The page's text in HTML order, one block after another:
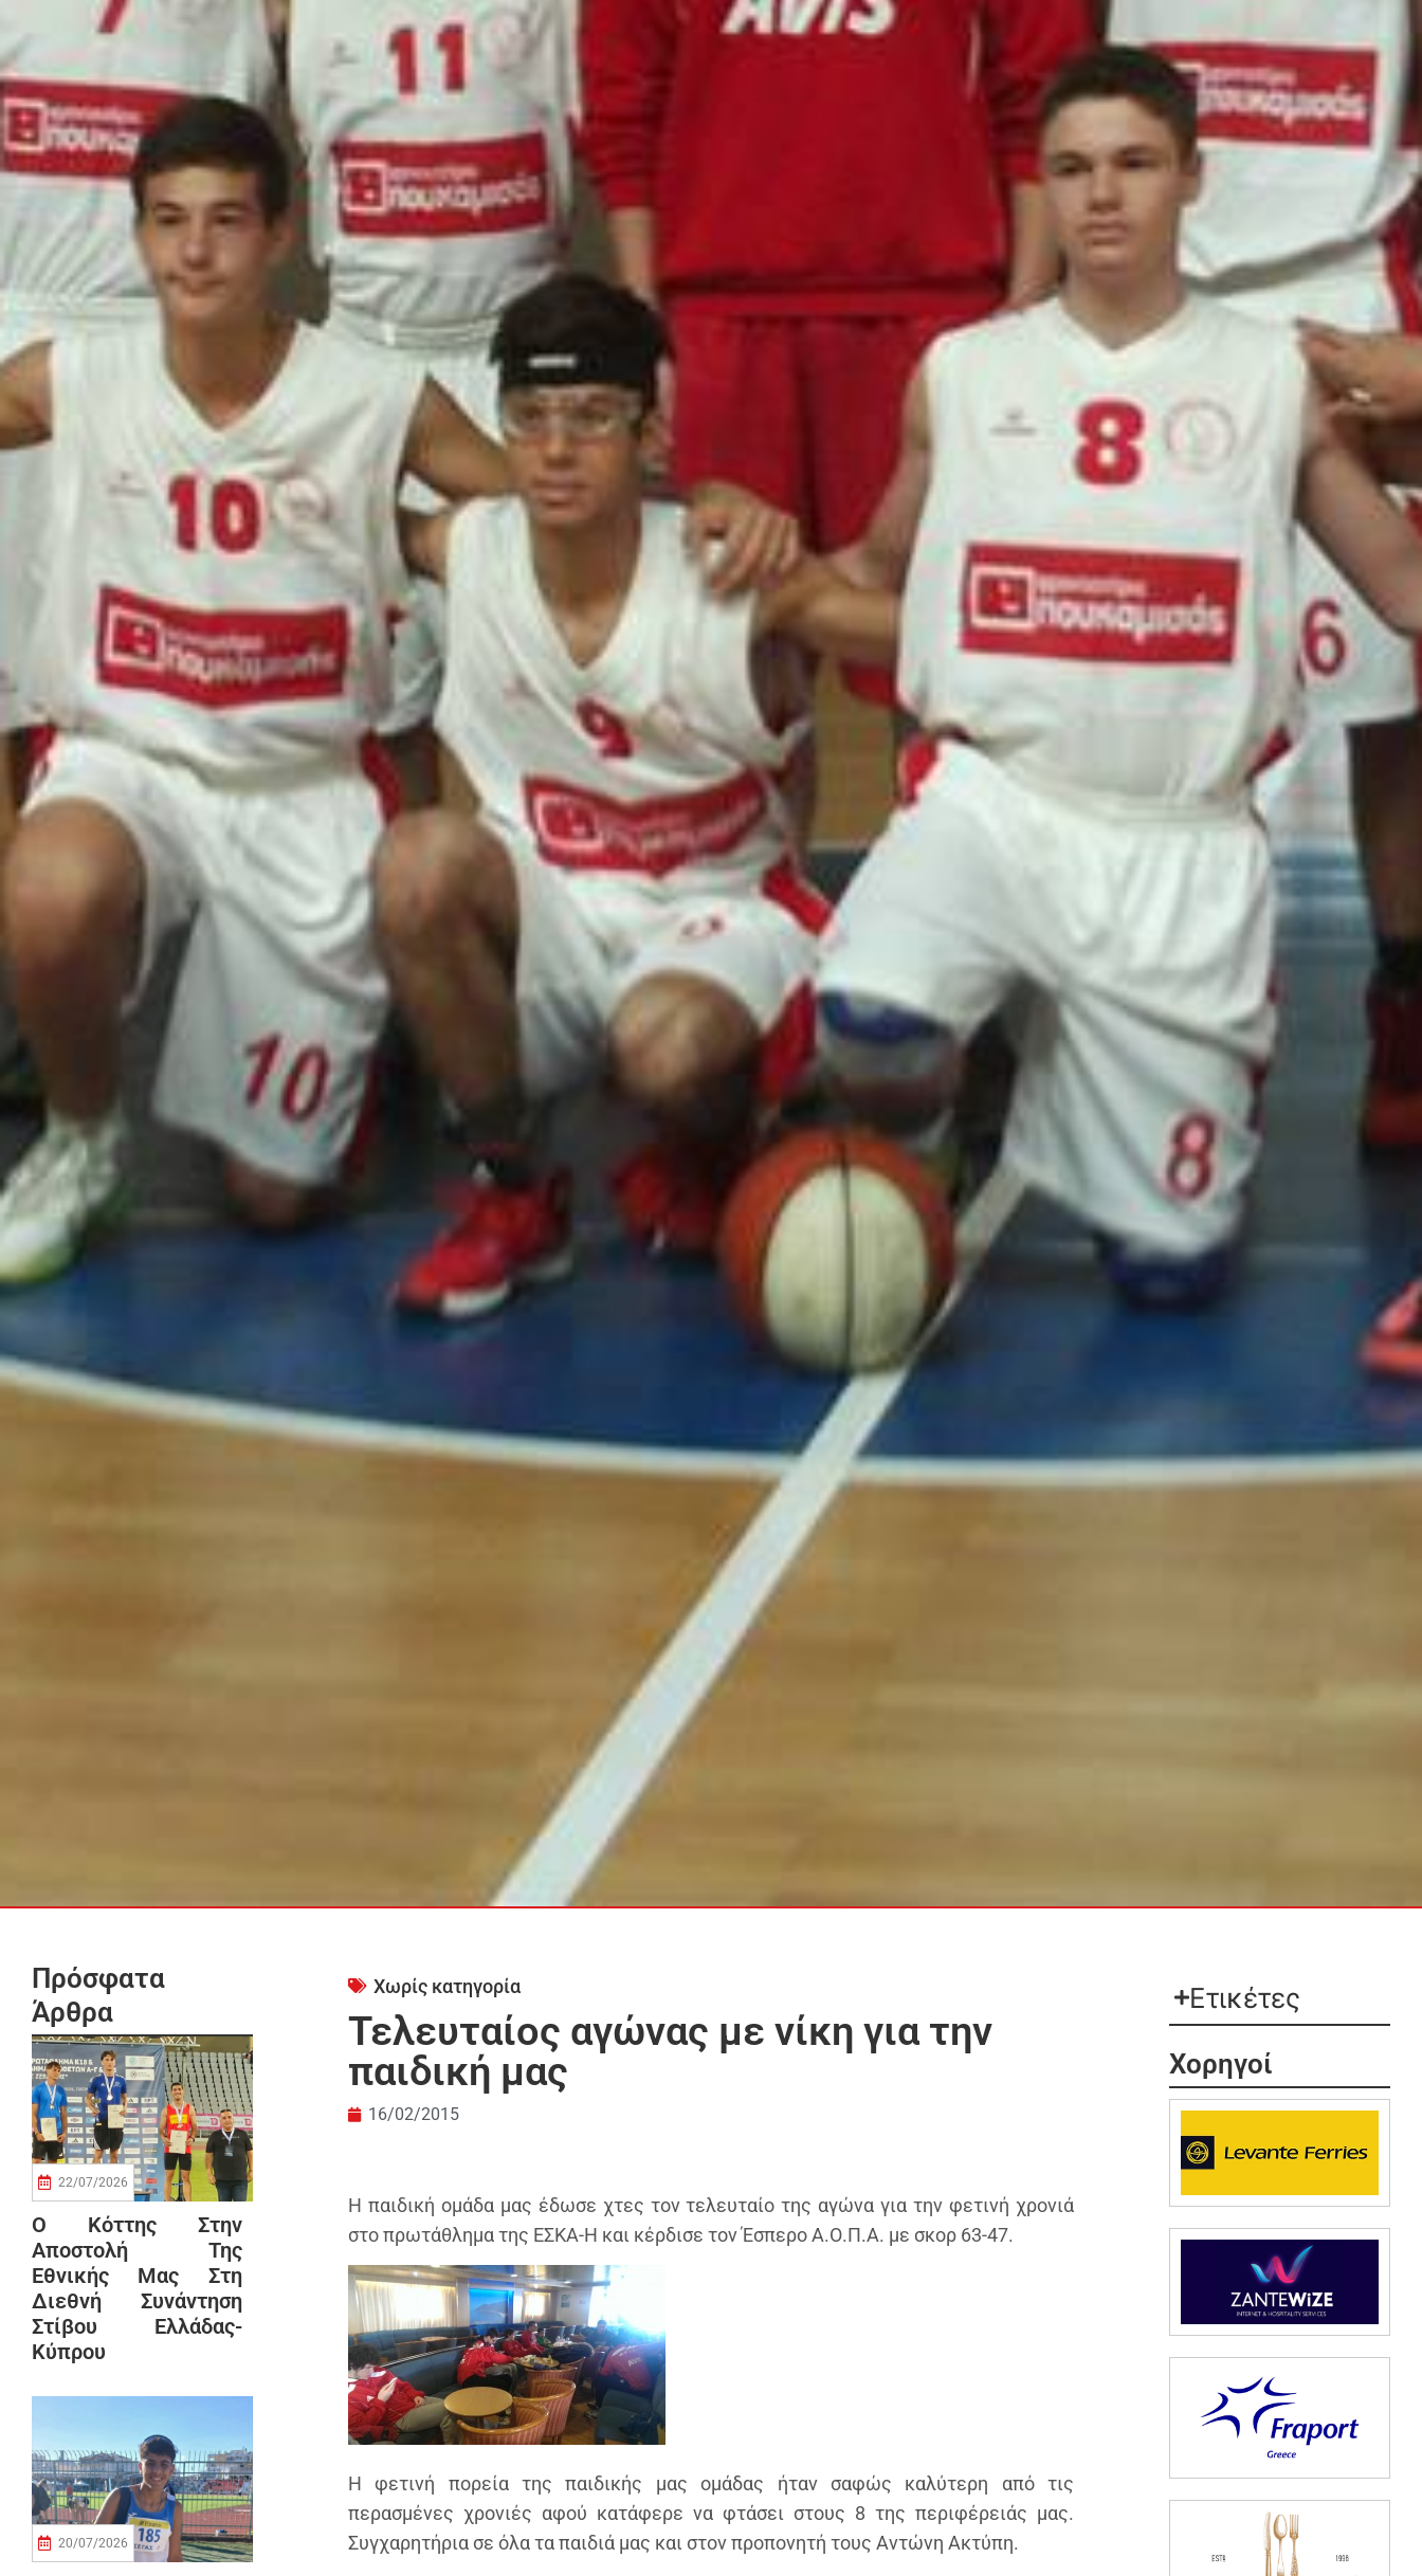
Πρόσφατα
Άρθρα
22/07/2026
Ο Κόττης Στην
Αποστολή Της
Εθνικής Μας Στη
Διεθνή Συνάντηση
Στίβου Ελλάδας-
Κύπρου
20/07/2026
Χωρίς κατηγορία
Τελευταίος αγώνας με νίκη για την
παιδική μας
16/02/2015
Η παιδική ομάδα μας έδωσε χτες τον τελευταίο της αγώνα για την φετινή χρονιά
στο πρωτάθλημα της ΕΣΚΑ-Η και κέρδισε τον Έσπερο Α.Ο.Π.Α. με σκορ 63-47.
Η φετινή πορεία της παιδικής μας ομάδας ήταν σαφώς καλύτερη από τις
περασμένες χρονιές αφού κατάφερε να φτάσει στους 8 της περιφέρειάς μας.
Συγχαρητήρια σε όλα τα παιδιά μας και στον προπονητή τους Αντώνη Ακτύπη.
Ετικέτες
Χορηγοί